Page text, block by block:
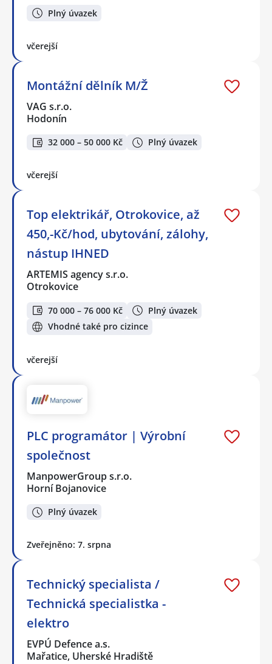
Plný úvazek
včerejší
Montážní dělník M/Ž
VAG s.r.o.
Hodonín
32 000 – 50 000 Kč Plný úvazek
včerejší
Top elektrikář, Otrokovice, až
450,-Kč/hod, ubytování, zálohy,
nástup IHNED
ARTEMIS agency s.r.o.
Otrokovice
70 000 – 76 000 Kč
Plný úvazek
Vhodné také pro cizince
včerejší
PLC programátor | Výrobní
společnost
ManpowerGroup s.r.o.
Horní Bojanovice
Plný úvazek
Zveřejněno: 7. srpna
Technický specialista /
Technická specialistka -
elektro
EVPÚ Defence a.s.
Mařatice, Uherské Hradiště